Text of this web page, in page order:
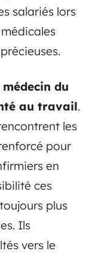
salariés lors
médecin du
au travail.
les
pour
en
ces
plus
Ils
vers le